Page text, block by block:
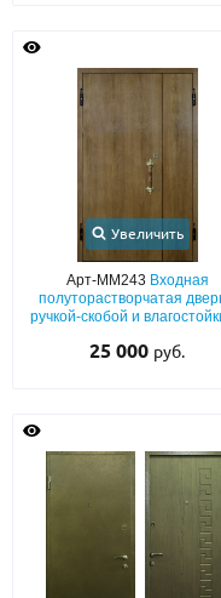
Увеличить
Арт-ММ243 Входная
полуторастворчатая
ручкой-скобой и
сторон
25 000 руб.